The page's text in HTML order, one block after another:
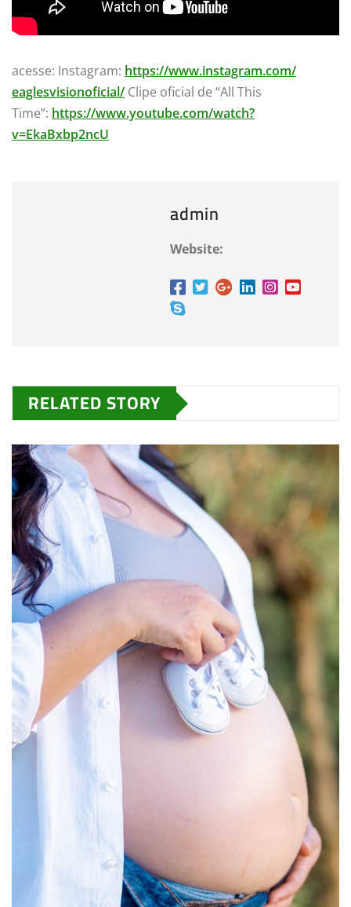
acesse: Instagram: https://www.instagram.com/
eaglesvisionoficial/ Clipe oficial de “All This
Time”: https://www.youtube.com/watch?
v=EkaBxbp2ncU
admin
Website:
RELATED STORY